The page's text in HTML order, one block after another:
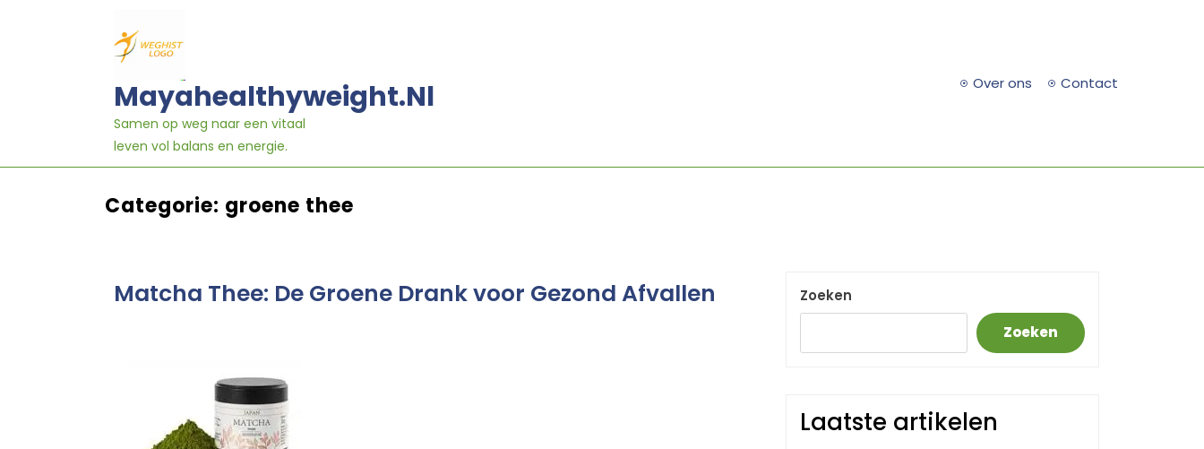
Mayahealthyweight.nl
Samen op weg naar een vitaal
leven vol balans en energie.
Over ons Contact
Categorie: groene thee
Matcha Thee: De Groene Drank voor Gezond Afvallen
Zoeken
Zoeken
Laatste artikelen